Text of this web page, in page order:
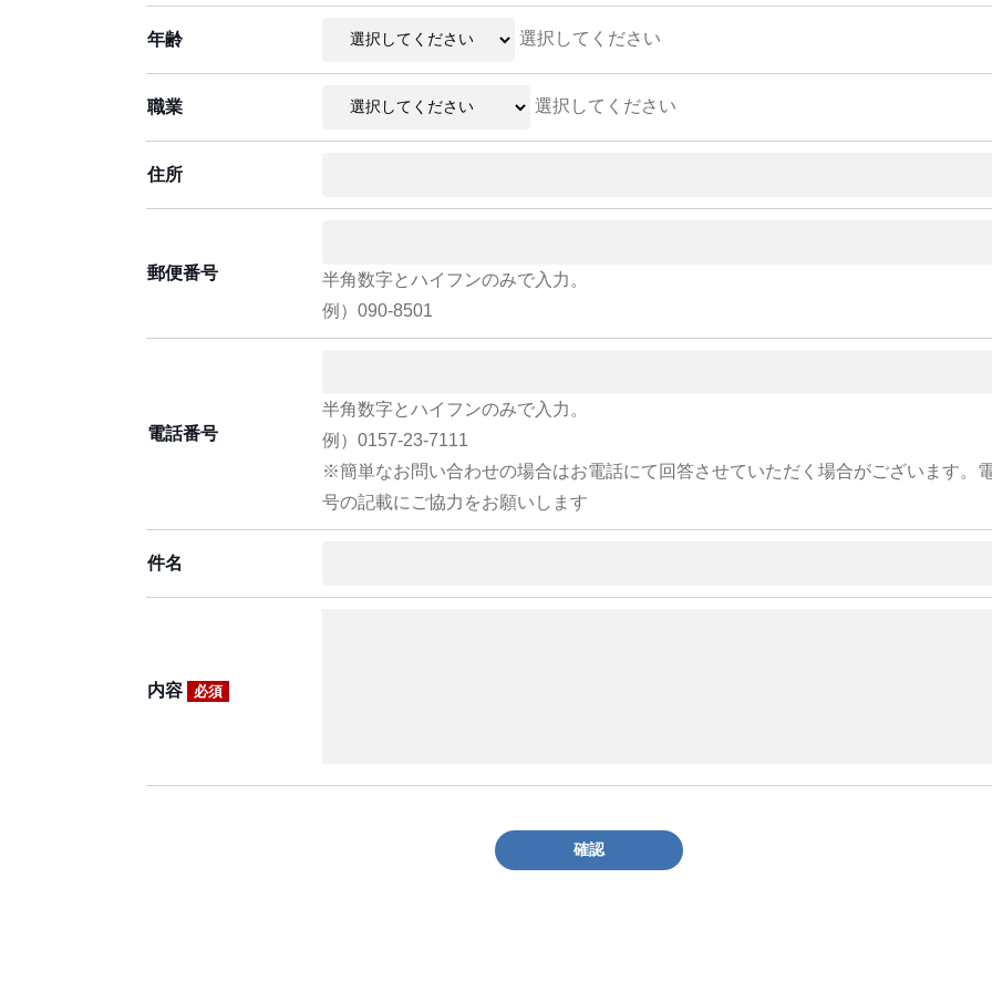
年齢 選択してください
職業 選択してください
住所
郵便番号
半角数字とハイフンのみで入力。
例）090-8501
電話番号
半角数字とハイフンのみで入力。
例）0157-23-7111
※簡単なお問い合わせの場合はお電話にて回答させていただく場合がございます。
号の記載にご協力をお願いします
件名
内容 必須
確認